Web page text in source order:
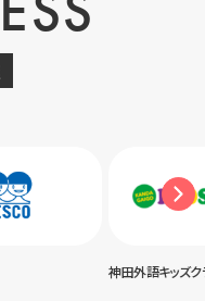
神田外語キッズクラブ